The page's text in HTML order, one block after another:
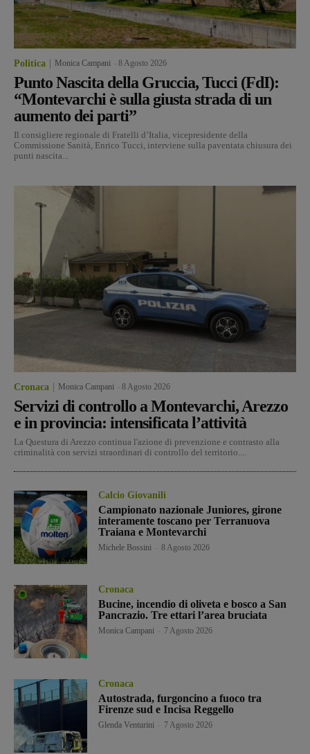
Politica Monica Campani 8 Agosto 2026
Punto Nascita della Gruccia, Tucci (FdI):
“Montevarchi è sulla giusta strada di un
aumento dei parti”
Il consigliere regionale di Fratelli d’Italia, vicepresidente della
Commissione Sanità, Enrico Tucci, interviene sulla paventata chiusura dei
punti nascita...
Cronaca Monica Campani 8 Agosto 2026
Servizi di controllo a Montevarchi, Arezzo
e in provincia: intensificata l’attività
La Questura di Arezzo continua l'azione di prevenzione e contrasto alla
criminalità con servizi straordinari di controllo del territorio....
Calcio Giovanili
Campionato nazionale Juniores, girone
interamente toscano per Terranuova
Traiana e Montevarchi
Michele Bossini 8 Agosto 2026
Cronaca
Bucine, incendio di oliveta e bosco a San
Pancrazio. Tre ettari l’area bruciata
Monica Campani 7 Agosto 2026
Cronaca
Autostrada, furgoncino a fuoco tra
Firenze sud e Incisa Reggello
Glenda Venturini 7 Agosto 2026